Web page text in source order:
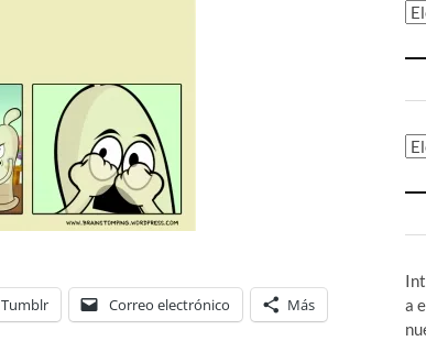
Tumblr Correo electrónico Más
a